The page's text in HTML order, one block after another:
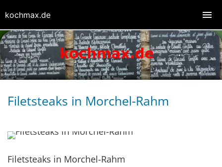
Filetsteaks in Morchel-Rahm
Filetsteaks in Morchel-Rahm
kochmax.de